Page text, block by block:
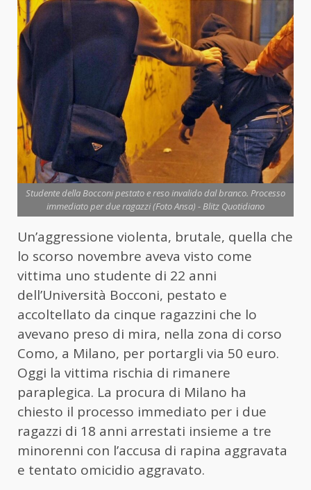
Studente della Bocconi pestato e reso invalido dal branco. Processo
immediato per due ragazzi (Foto Ansa) - Blitz Quotidiano
Un’aggressione violenta, brutale, quella che
lo scorso novembre aveva visto come
vittima uno studente di 22 anni
dell’Università Bocconi, pestato e
accoltellato da cinque ragazzini che lo
avevano preso di mira, nella zona di corso
Como, a Milano, per portargli via 50 euro.
Oggi la vittima rischia di rimanere
paraplegica. La procura di Milano ha
chiesto il processo immediato per i due
ragazzi di 18 anni arrestati insieme a tre
minorenni con l’accusa di rapina aggravata
e tentato omicidio aggravato.